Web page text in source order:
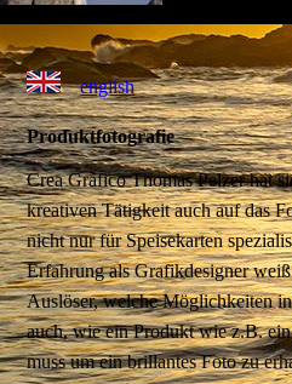
english
Produktfotografie
Crea Grafico Thomas Pelzer hat
kreativen Tätigkeit auch auf das
nicht nur für Speisekarten
Erfahrung als Grafikdesigner
Auslöser, welche Möglichkeiten
auch, wie ein Produkt wie z.B.
muss um ein brillantes Foto zu